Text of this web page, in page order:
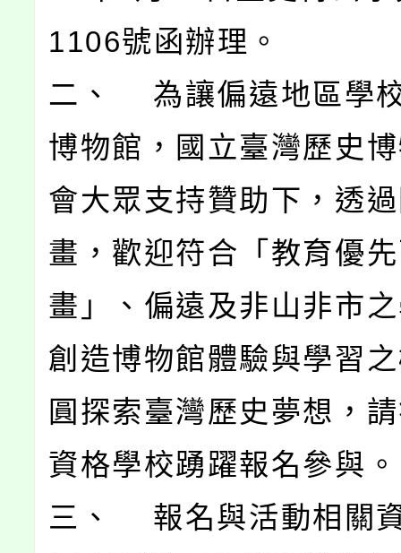
1106號函辦理。
二、 為讓偏遠地區學
博物館，國立臺灣歷史
會大眾支持贊助下，透
畫，歡迎符合「教育優
畫」、偏遠及非山非市
創造博物館體驗與學習
圓探索臺灣歷史夢想，
資格學校踴躍報名參與。
三、 報名與活動相關